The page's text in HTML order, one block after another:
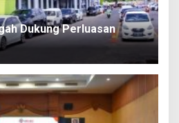
Dukung Perluasan